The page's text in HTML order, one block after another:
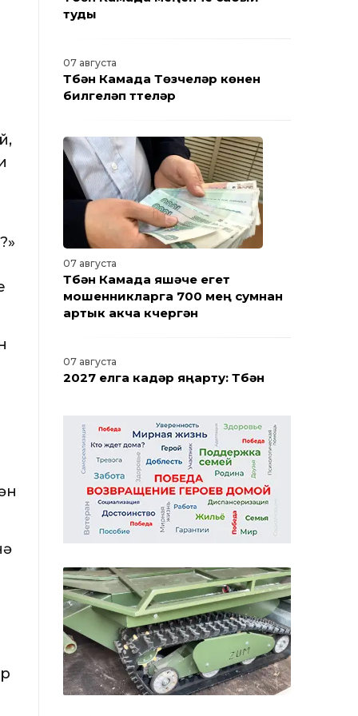
туды
07 августа
Түбән Камада Төзүчеләр көнен
билгеләп үттеләр
07 августа
Түбән Камада яшәүче егет
мошенникларга 700 мең сумнан
артык акча күчергән
07 августа
2027 елга кадәр яңарту: Түбән
06 августа
Түбән Каманың Субай урамында
ремонтның беренче этабы тәмам
06 августа
башлана: эшләр барышы
турында Түбән Кама мэры
сөйләде